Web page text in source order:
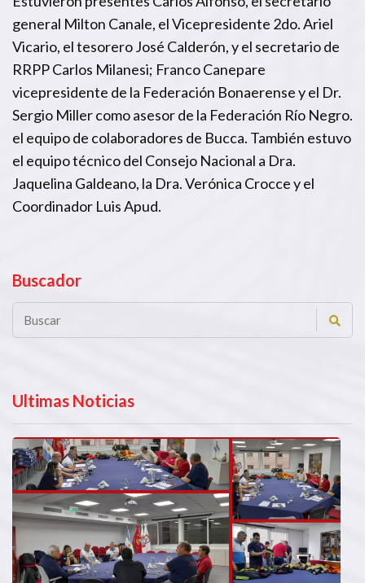
general Milton Canale, el Vicepresidente 2do. Ariel
Vicario, el tesorero José Calderón, y el secretario de
RRPP Carlos Milanesi; Franco Canepare
vicepresidente de la Federación Bonaerense y el Dr.
Sergio Miller como asesor de la Federación Río Negro.
el equipo de colaboradores de Bucca. También estuvo
el equipo técnico del Consejo Nacional a Dra.
Jaquelina Galdeano, la Dra. Verónica Crocce y el
Coordinador Luis Apud.
Buscador
Ultimas Noticias